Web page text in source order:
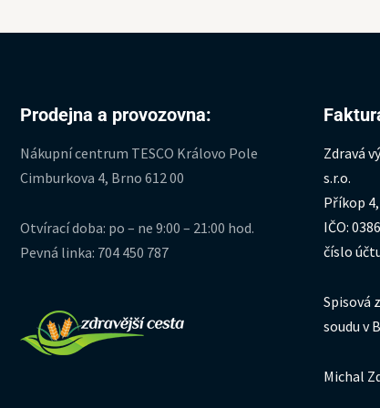
Prodejna a provozovna:
Nákupní centrum TESCO Královo Pole
Cimburkova 4, Brno 612 00
Otvírací doba: po – ne 9:00 – 21:00 hod.
Pevná linka: 704 450 787
Zdravá
s.r.o.
Příkop
IČO:
číslo
Spisová
soudu v
Michal